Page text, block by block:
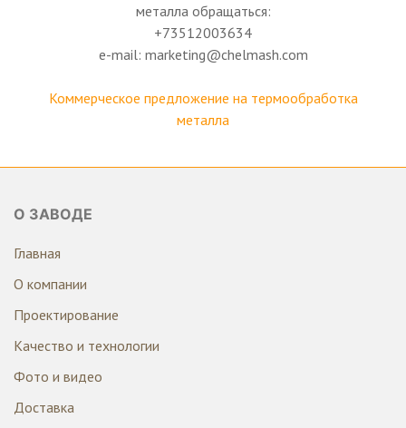
металла обращаться:
+73512003634
e-mail: marketing@chelmash.com
Коммерческое предложение на термообработка
металла
О ЗАВОДЕ
Главная
О компании
Проектирование
Качество и технологии
Фото и видео
Доставка